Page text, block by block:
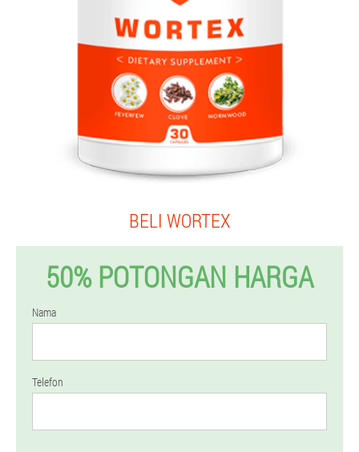
BELI WORTEX
50% POTONGAN HARGA
Nama
Telefon